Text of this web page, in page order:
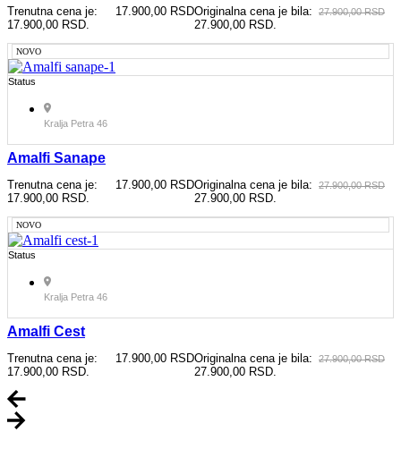
27.900,00RSD
Originalna cena je bila:
27.900,00 RSD.
17.900,00 RSD
Trenutna cena je:
17.900,00 RSD.
NOVO
Status
Kralja Petra 46
Amalfi Sanape
27.900,00RSD
Originalna cena je bila:
27.900,00 RSD.
17.900,00 RSD
Trenutna cena je:
17.900,00 RSD.
NOVO
Status
Kralja Petra 46
Amalfi Cest
27.900,00RSD
Originalna cena je bila:
27.900,00 RSD.
17.900,00 RSD
Trenutna cena je:
17.900,00 RSD.